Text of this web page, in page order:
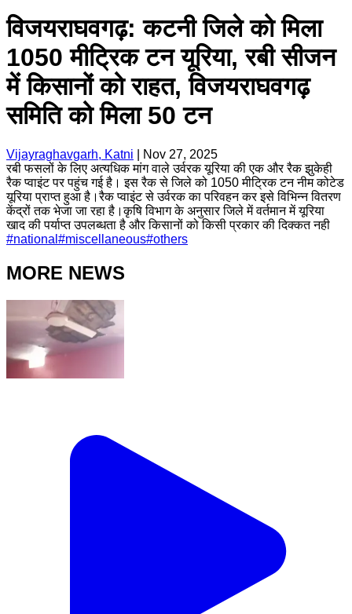
विजयराघवगढ़: कटनी जिले को मिला
1050 मीट्रिक टन यूरिया, रबी सीजन
में किसानों को राहत, विजयराघवगढ़
समिति को मिला 50 टन
Vijayraghavgarh, Katni
Nov 27, 2025
रबी फसलों के लिए अत्यधिक मांग वाले उर्वरक यूरिया की एक और रैक झुकेही
रैक प्वाइंट पर पहुंच गई है। इस रैक से जिले को 1050 मीट्रिक टन नीम कोटेड
यूरिया प्राप्त हुआ है।रैक प्वाइंट से उर्वरक का परिवहन कर इसे विभिन्न वितरण
केंद्रों तक भेजा जा रहा है।कृषि विभाग के अनुसार जिले में वर्तमान में यूरिया
खाद की पर्याप्त उपलब्धता है और किसानों को किसी प्रकार की दिक्कत नही
#national #miscellaneous#others
MORE NEWS